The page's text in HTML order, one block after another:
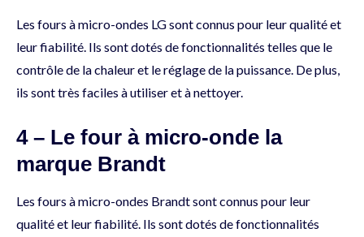
Les fours à micro-ondes LG sont connus pour leur qualité et
leur fiabilité. Ils sont dotés de fonctionnalités telles que le
contrôle de la chaleur et le réglage de la puissance. De plus,
ils sont très faciles à utiliser et à nettoyer.
4 – Le four à micro-onde la
marque Brandt
Les fours à micro-ondes Brandt sont connus pour leur
qualité et leur fiabilité. Ils sont dotés de fonctionnalités